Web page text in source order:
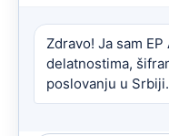
Zdravo! Ja sam
delatnostima,
poslovanju u Srbiji.